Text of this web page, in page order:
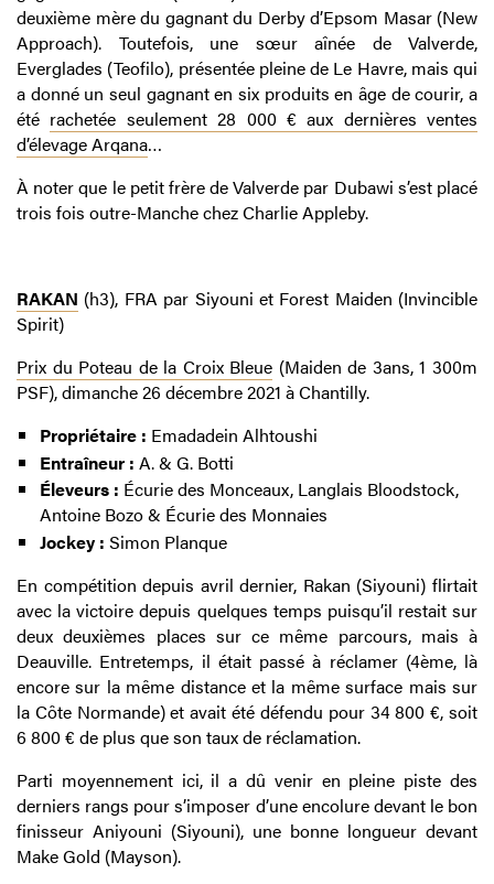
deuxième mère du gagnant du Derby d’Epsom Masar (New
Approach). Toutefois, une sœur aînée de Valverde,
Everglades (Teofilo), présentée pleine de Le Havre, mais qui
a donné un seul gagnant en six produits en âge de courir, a
été rachetée seulement 28 000 € aux dernières ventes
d’élevage Arqana…
À noter que le petit frère de Valverde par Dubawi s’est placé
trois fois outre-Manche chez Charlie Appleby.
RAKAN (h3), FRA par Siyouni et Forest Maiden (Invincible
Spirit)
Prix du Poteau de la Croix Bleue (Maiden de 3ans, 1 300m
PSF), dimanche 26 décembre 2021 à Chantilly.
Propriétaire : Emadadein Alhtoushi
Entraîneur : A. & G. Botti
Éleveurs : Écurie des Monceaux, Langlais Bloodstock,
Antoine Bozo & Écurie des Monnaies
Jockey : Simon Planque
En compétition depuis avril dernier, Rakan (Siyouni) flirtait
avec la victoire depuis quelques temps puisqu’il restait sur
deux deuxièmes places sur ce même parcours, mais à
Deauville. Entretemps, il était passé à réclamer (4ème, là
encore sur la même distance et la même surface mais sur
la Côte Normande) et avait été défendu pour 34 800 €, soit
6 800 € de plus que son taux de réclamation.
Parti moyennement ici, il a dû venir en pleine piste des
derniers rangs pour s’imposer d’une encolure devant le bon
finisseur Aniyouni (Siyouni), une bonne longueur devant
Make Gold (Mayson).